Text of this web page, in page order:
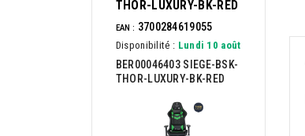
THOR-LUXURY-BK-RED
EAN : 3700284619055
Disponibilité : Lundi 10 août
BER00046403 SIEGE-BSK-
THOR-LUXURY-BK-RED